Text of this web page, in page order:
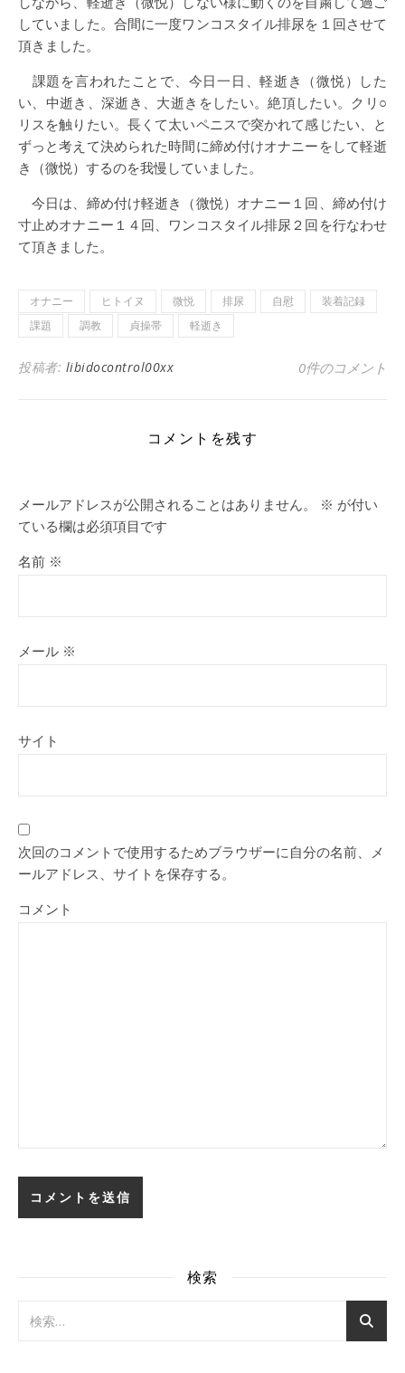
していました。合間に一度ワンコスタイル排尿を１回させて
頂きました。
課題を言われたことで、今日一日、軽逝き（微悦）した
い、中逝き、深逝き、大逝きをしたい。絶頂したい。クリ○
リスを触りたい。長くて太いペニスで突かれて感じたい、と
ずっと考えて決められた時間に締め付けオナニーをして軽逝
き（微悦）するのを我慢していました。
今日は、締め付け軽逝き（微悦）オナニー１回、締め付け
寸止めオナニー１４回、ワンコスタイル排尿２回を行なわせ
て頂きました。
オナニー ヒトイヌ 微悦 排尿 自慰
装着記録
課題
調教 貞操帯 軽逝き
投稿者: libidocontrol00xx 0件のコメント
コメントを残す
メールアドレスが公開されることはありません。 ※ が付い
ている欄は必須項目です
名前 ※
メール ※
サイト
次回のコメントで使用するためブラウザーに自分の名前、メ
ールアドレス、サイトを保存する。
コメント
検索